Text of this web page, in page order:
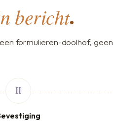
bericht.
formulieren-doolhof, geen